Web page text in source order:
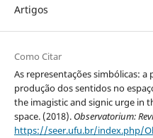
Artigos
Como Citar
As representações simbólicas: a
produção dos sentidos no
the imagistic and signic urge in
space. (2018). Observatorium:
https://seer.ufu.br/index.php/